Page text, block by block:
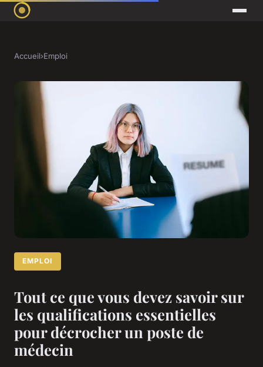
Accueil›Emploi
EMPLOI
Tout ce que vous devez savoir sur
les qualifications essentielles
pour décrocher un poste de
médecin